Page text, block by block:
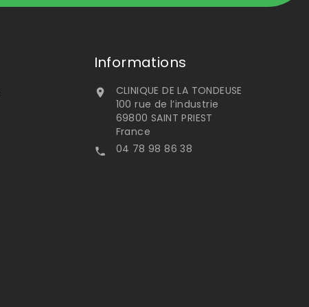
Informations

CLINIQUE DE LA TONDEUSE
100 rue de l’industrie
69800 SAINT PRIEST
France
 04 78 98 86 38